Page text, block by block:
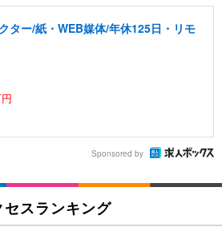
ター/紙・WEB媒体/年休125日・リモ
Sponsored by
セスランキング